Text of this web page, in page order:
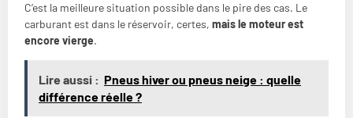
C’est la meilleure situation possible dans le pire des cas. Le
carburant est dans le réservoir, certes, mais le moteur est
encore vierge.
Lire aussi : Pneus hiver ou pneus neige : quelle
différence réelle ?